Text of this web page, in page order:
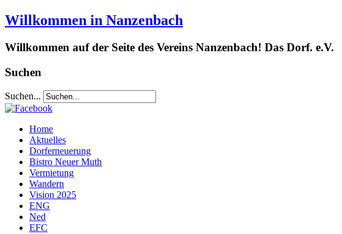
Willkommen in Nanzenbach
Willkommen auf der Seite des Vereins Nanzenbach! Das Dorf. e.V.
Suchen
Suchen...
Home
Aktuelles
Dorferneuerung
Bistro Neuer Muth
Vermietung
Wandern
Vision 2025
ENG
Ned
EFC